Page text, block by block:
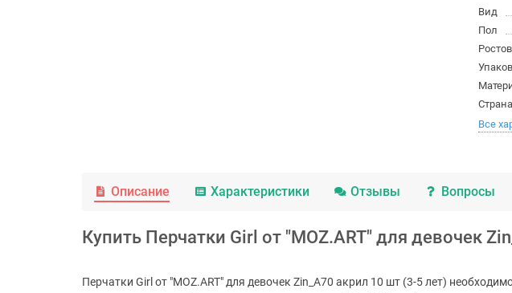
Вид
Пол
Все
Описание Характеристики Отзывы Вопросы
Купить Перчатки Girl от "MOZ.ART" для девочек
Перчатки Girl от "MOZ.ART" для девочек Zin_A70 акрил 10 шт (3-5 лет)